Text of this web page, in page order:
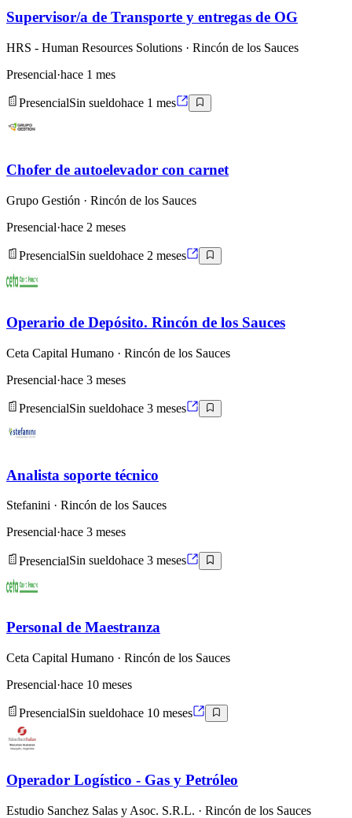
Supervisor/a de Transporte y entregas de OG
HRS - Human Resources Solutions · Rincón de los Sauces
Presencial·hace 1 mes
PresencialSin sueldohace 1 mes
Chofer de autoelevador con carnet
Grupo Gestión · Rincón de los Sauces
Presencial·hace 2 meses
PresencialSin sueldohace 2 meses
Operario de Depósito. Rincón de los Sauces
Ceta Capital Humano · Rincón de los Sauces
Presencial·hace 3 meses
PresencialSin sueldohace 3 meses
Analista soporte técnico
Stefanini · Rincón de los Sauces
Presencial·hace 3 meses
PresencialSin sueldohace 3 meses
Personal de Maestranza
Ceta Capital Humano · Rincón de los Sauces
Presencial·hace 10 meses
PresencialSin sueldohace 10 meses
Operador Logístico - Gas y Petróleo
Estudio Sanchez Salas y Asoc. S.R.L. · Rincón de los Sauces